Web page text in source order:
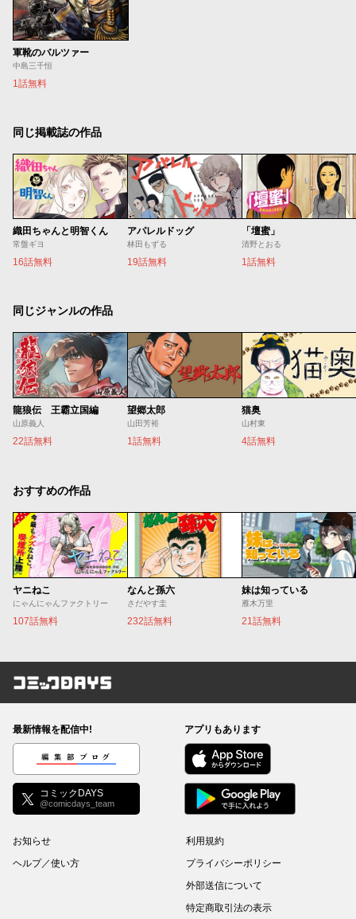
軍靴のバルツァー
中島三千恒
1話無料
同じ掲載誌の作品
織田ちゃんと明智くん
常盤ギヨ
16話無料
アパレルドッグ
林田もずる
19話無料
「壇蜜」
清野とおる
1話無料
同じジャンルの作品
龍狼伝 王霸立国編
山原義人
22話無料
望郷太郎
山田芳裕
1話無料
猫奥
山村東
4話無料
おすすめの作品
ヤニねこ
にゃんにゃんファクトリー
107話無料
なんと孫六
さだやす圭
232話無料
妹は知っている
雁木万里
21話無料
コミックDAYS
最新情報を配信中!
編集部ブログ
コミックDAYS
@comicdays_team
アプリもあります
お知らせ
ヘルプ／使い方
利用規約
プライバシーポリシー
外部送信について
特定商取引法の表示